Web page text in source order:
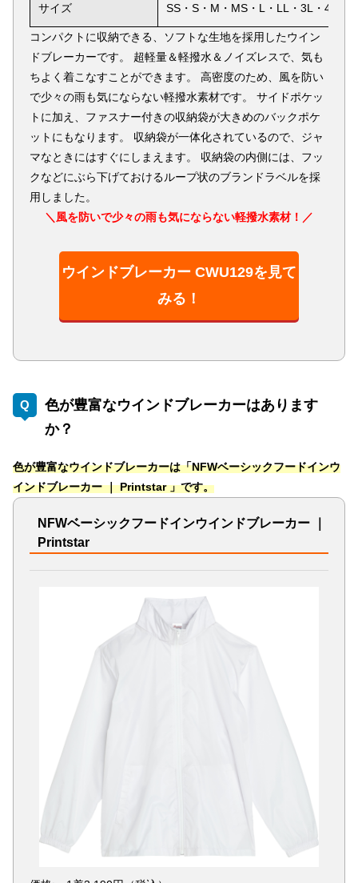
サイズ SS・S・M・MS・L・LL・3L・4L
コンパクトに収納できる、ソフトな生地を採用したウイン
ドブレーカーです。 超軽量＆軽撥水＆ノイズレスで、気も
ちよく着こなすことができます。 高密度のため、風を防い
で少々の雨も気にならない軽撥水素材です。 サイドポケッ
トに加え、ファスナー付きの収納袋が大きめのバックポケ
ットにもなります。 収納袋が一体化されているので、ジャ
マなときにはすぐにしまえます。 収納袋の内側には、フッ
クなどにぶら下げておけるループ状のブランドラベルを採
用しました。
＼風を防いで少々の雨も気にならない軽撥水素材！／
ウインドブレーカー CWU129を見て
みる！
色が豊富なウインドブレーカーはあります
か？
色が豊富なウインドブレーカーは「NFWベーシックフードインウ
インドブレーカー ｜ Printstar 」です。
NFWベーシックフードインウインドブレーカー ｜
Printstar